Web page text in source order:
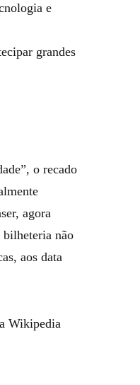
e
grandes
o recado
agora
bilheteria não
aos data
Wikipedia